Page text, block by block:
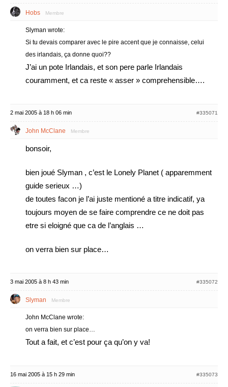
Hobs Membre
Slyman wrote:
Si tu devais comparer avec le pire accent que je connaisse, celui
des irlandais, ça donne quoi??
J’ai un pote Irlandais, et son pere parle Irlandais
couramment, et ca reste « asser » comprehensible….
2 mai 2005 à 18 h 06 min #335071
John McClane Membre
bonsoir,
bien joué Slyman , c’est le Lonely Planet ( apparemment
guide serieux …)
de toutes facon je l’ai juste mentioné a titre indicatif, ya
toujours moyen de se faire comprendre ce ne doit pas
etre si eloigné que ca de l’anglais …
on verra bien sur place…
3 mai 2005 à 8 h 43 min #335072
Slyman Membre
John McClane wrote:
on verra bien sur place…
Tout a fait, et c’est pour ça qu’on y va!
16 mai 2005 à 15 h 29 min #335073